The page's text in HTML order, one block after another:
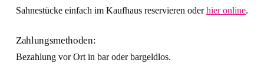
Sahnestücke einfach im Kaufhaus reservieren oderhier online.
Zahlungsmethoden:
Bezahlung vor Ort in bar oder bargeldlos.